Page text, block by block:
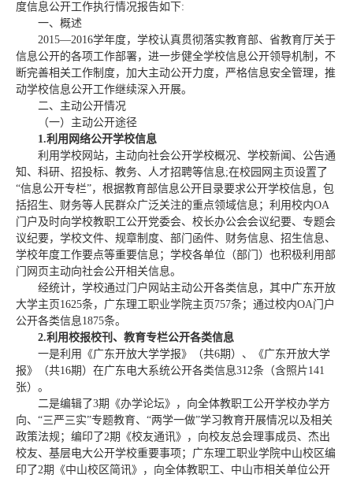
度信息公开工作执行情况报告如下:
一、概述
2015—2016学年度，学校认真贯彻落实教育部、省教育厅关于
信息公开的各项工作部署，进一步健全学校信息公开领导机制，不
断完善相关工作制度，加大主动公开力度，严格信息安全管理，推
动学校信息公开工作继续深入开展。
二、主动公开情况
（一）主动公开途径
1.利用网络公开学校信息
利用学校网站，主动向社会公开学校概况、学校新闻、公告通
知、科研、招投标、教务、人才招聘等信息;在校园网主页设置了
“信息公开专栏”，根据教育部信息公开目录要求公开学校信息，包
括招生、财务等人民群众广泛关注的重点领域信息；利用校内OA
门户及时向学校教职工公开党委会、校长办公会会议纪要、专题会
议纪要，学校文件、规章制度、部门函件、财务信息、招生信息、
学校年度工作要点等重要信息；学校各单位（部门）也积极利用部
门网页主动向社会公开相关信息。
经统计，学校通过门户网站主动公开各类信息，其中广东开放
大学主页1625条，广东理工职业学院主页757条；通过校内OA门户
公开各类信息1875条。
2.利用校报校刊、教育专栏公开各类信息
一是利用《广东开放大学学报》（共6期）、《广东开放大学
报》（共16期）在广东电大系统公开各类信息312条（含照片141
张）。
二是编辑了3期《办学论坛》，向全体教职工公开学校办学方
向、“三严三实”专题教育、“两学一做”学习教育开展情况以及相关
政策法规；编印了2期《校友通讯》，向校友总会理事成员、杰出
校友、基层电大公开学校重要事项；广东理工职业学院中山校区编
印了2期《中山校区简讯》，向全体教职工、中山市相关单位公开